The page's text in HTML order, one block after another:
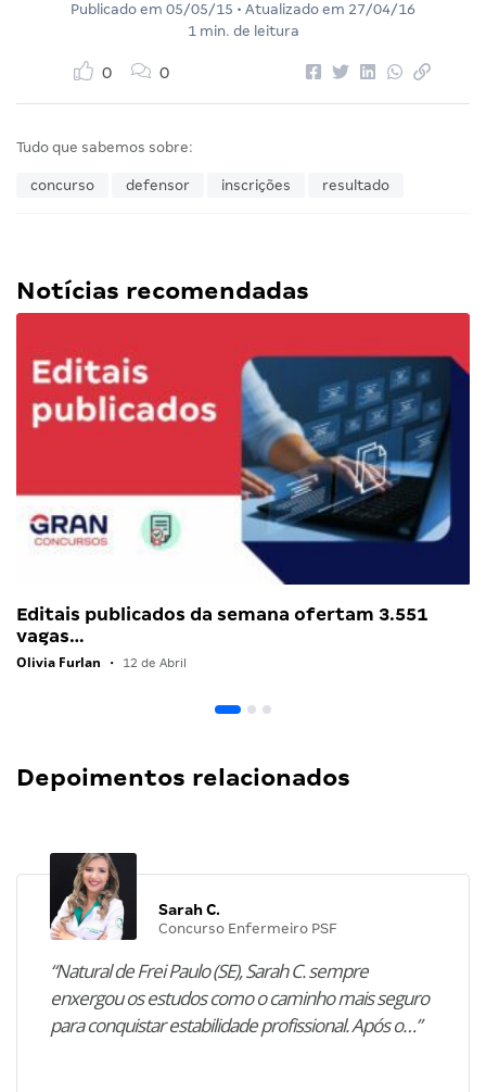
Publicado em 05/05/15 • Atualizado em 27/04/16
1 min. de leitura
0 0
Tudo que sabemos sobre:
concurso defensor inscrições resultado
Notícias recomendadas
Editais publicados da semana ofertam 3.551
vagas…
Olivia Furlan • 12 de Abril
Depoimentos relacionados
Sarah C.
Concurso Enfermeiro PSF
“Natural de Frei Paulo (SE), Sarah C. sempre
enxergou os estudos como o caminho mais seguro
para conquistar estabilidade profissional. Após o…”